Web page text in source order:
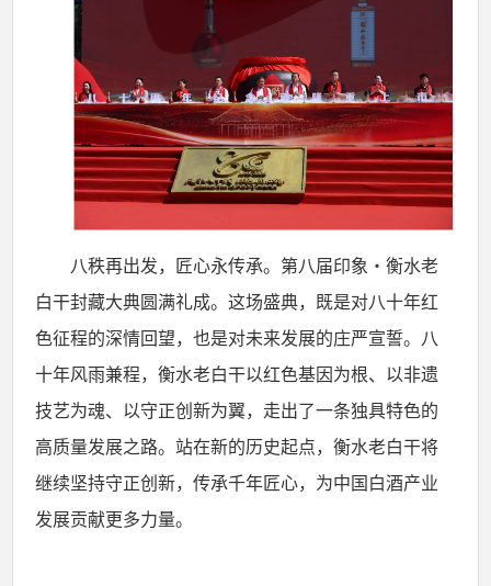
八秩再出发，匠心永传承。第八届印象・衡水老
白干封藏大典圆满礼成。这场盛典，既是对八十年红
色征程的深情回望，也是对未来发展的庄严宣誓。八
十年风雨兼程，衡水老白干以红色基因为根、以非遗
技艺为魂、以守正创新为翼，走出了一条独具特色的
高质量发展之路。站在新的历史起点，衡水老白干将
继续坚持守正创新，传承千年匠心，为中国白酒产业
发展贡献更多力量。